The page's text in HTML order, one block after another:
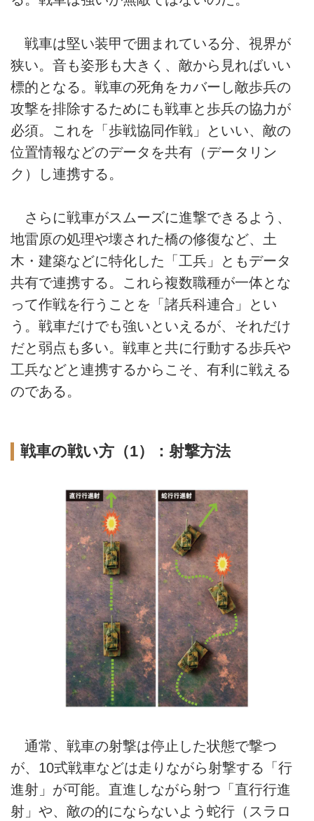
戦車は堅い装甲で囲まれている分、視界が
狭い。音も姿形も大きく、敵から見ればいい
標的となる。戦車の死角をカバーし敵歩兵の
攻撃を排除するためにも戦車と歩兵の協力が
必須。これを「歩戦協同作戦」といい、敵の
位置情報などのデータを共有（データリン
ク）し連携する。
さらに戦車がスムーズに進撃できるよう、
地雷原の処理や壊された橋の修復など、土
木・建築などに特化した「工兵」ともデータ
共有で連携する。これら複数職種が一体とな
って作戦を行うことを「諸兵科連合」とい
う。戦車だけでも強いといえるが、それだけ
だと弱点も多い。戦車と共に行動する歩兵や
工兵などと連携するからこそ、有利に戦える
のである。
戦車の戦い方（1）：射撃方法
通常、戦車の射撃は停止した状態で撃つ
が、10式戦車などは走りながら射撃する「行
進射」が可能。直進しながら射つ「直行行進
射」や、敵の的にならないよう蛇行（スラロ